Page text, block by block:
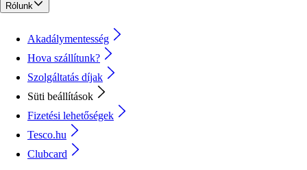
Rólunk
Akadálymentesség
Hova szállítunk?
Szolgáltatás díjak
Süti beállítások
Fizetési lehetőségek
Tesco.hu
Clubcard